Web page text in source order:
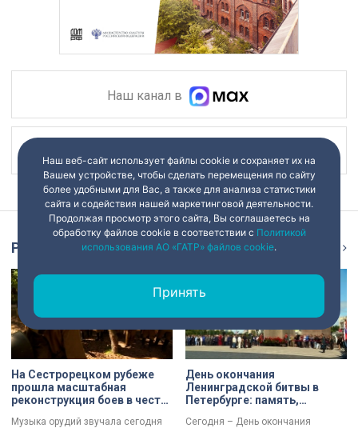
Наш канал в
Репортаж
На Сестрорецком рубеже
прошла масштабная
реконструкция боев в честь
Музыка орудий звучала сегодня
День окончания
Ленинградской битвы в
Петербурге: память,
Сегодня – День окончания
Наш веб-сайт использует файлы cookie и сохраняет их на
Вашем устройстве, чтобы сделать перемещения по сайту
более удобными для Вас, а также для анализа статистики
сайта и содействия нашей маркетинговой деятельности.
Продолжая просмотр этого сайта, Вы соглашаетесь на
обработку файлов cookie в соответствии с Политикой
использования АО «ГАТР» файлов cookie.
Принять